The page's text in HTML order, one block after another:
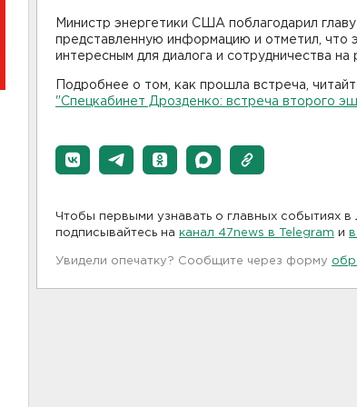
Министр энергетики США поблагодарил
представленную информацию и отметил, что
интересным для диалога и сотрудничества на
Подробнее о том, как прошла встреча,
"Спецкабинет Дрозденко: встреча второго
Чтобы первыми узнавать о главных событиях в
подписывайтесь на канал 47news в Telegram и в
Увидели опечатку? Сообщите через форму